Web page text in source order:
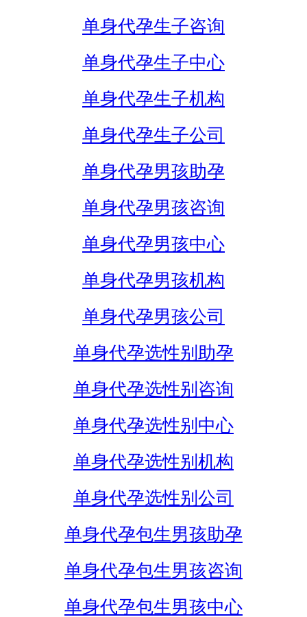
单身代孕生子咨询
单身代孕生子中心
单身代孕生子机构
单身代孕生子公司
单身代孕男孩助孕
单身代孕男孩咨询
单身代孕男孩中心
单身代孕男孩机构
单身代孕男孩公司
单身代孕选性别助孕
单身代孕选性别咨询
单身代孕选性别中心
单身代孕选性别机构
单身代孕选性别公司
单身代孕包生男孩助孕
单身代孕包生男孩咨询
单身代孕包生男孩中心